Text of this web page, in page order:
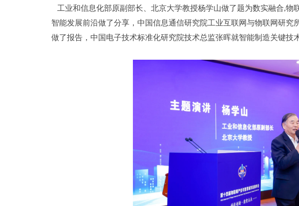
工业和信息化部原副部长、北京大学教授杨学山做了题为数实融合,物
智能发展前沿做了分享，中国信息通信研究院工业互联网与物联网研
做了报告，中国电子技术标准化研究院技术总监张晖就智能制造关键技